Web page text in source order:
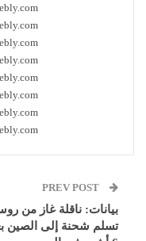
بيانات: ناقلة غاز من
تسلم شحنة إلى الصين